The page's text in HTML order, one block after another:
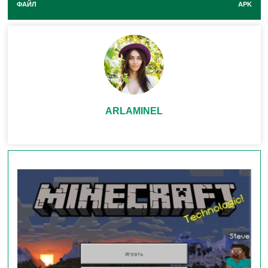
Краш при создании миров
при генерации или редактировании карт.
Хоглины и Зоглины не неуязвимы
снова попадают по этим мобам.
Кафедра без случайных сигналов
мультиплеера и строителей сложных механизмов.
Почему не добавили
ФАЙЛ APK
ARLAMINEL